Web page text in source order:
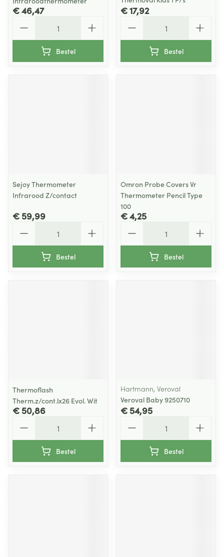
€ 46,47
Bestel
€ 17,92
Bestel
Sejoy Thermometer
Infrarood Z/contact
€ 59,99
Bestel
Omron Probe Covers Vr
Thermometer Pencil Type
100
€ 4,25
Bestel
Thermoflash
Therm.z/cont.lx26 Evol. Wit
€ 50,86
Bestel
Hartmann, Veroval
Veroval Baby 9250710
€ 54,95
Bestel